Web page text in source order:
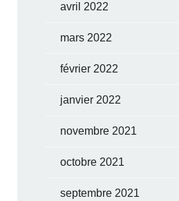
avril 2022
mars 2022
février 2022
janvier 2022
novembre 2021
octobre 2021
septembre 2021